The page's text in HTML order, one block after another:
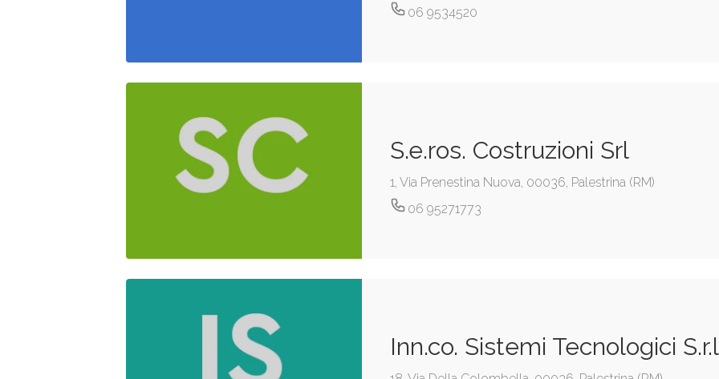
06 9534520
S.e.ros. Costruzioni Srl
1, Via Prenestina Nuova, 00036, Palestrina (RM)
06 95271773
Inn.co. Sistemi Tecnologici